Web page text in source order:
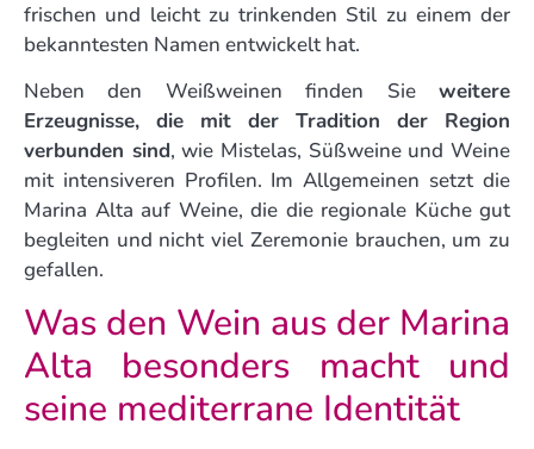
frischen und leicht zu trinkenden Stil zu einem der
bekanntesten Namen entwickelt hat.
Neben den Weißweinen finden Sie weitere
Erzeugnisse, die mit der Tradition der Region
verbunden sind, wie Mistelas, Süßweine und Weine
mit intensiveren Profilen. Im Allgemeinen setzt die
Marina Alta auf Weine, die die regionale Küche gut
begleiten und nicht viel Zeremonie brauchen, um zu
gefallen.
Was den Wein aus der Marina
Alta besonders macht und
seine mediterrane Identität